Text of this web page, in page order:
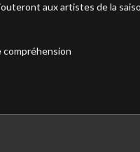
aux artistes de la
compréhension